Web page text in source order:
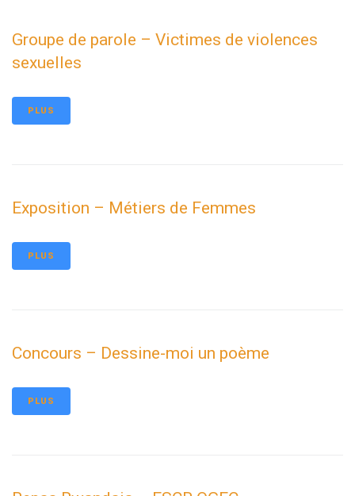
Groupe de parole – Victimes de violences
sexuelles
PLUS
Exposition – Métiers de Femmes
PLUS
Concours – Dessine-moi un poème
PLUS